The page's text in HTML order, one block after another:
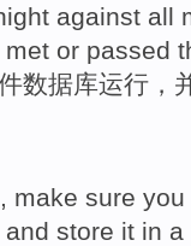
against all
met or passed
数据库运行 ，
make sure you
and store it in a